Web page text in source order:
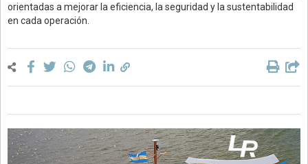
orientadas a mejorar la eficiencia, la seguridad y la sustentabilidad
en cada operación.